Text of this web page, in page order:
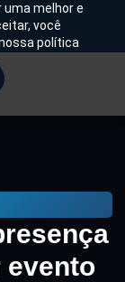
melhor e
você
política
evento